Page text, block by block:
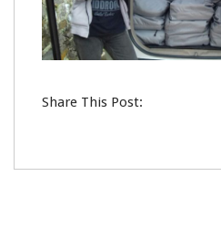
Share This Post: